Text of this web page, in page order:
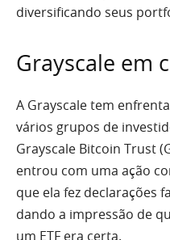
diversificando seus
Grayscale em
A Grayscale tem
vários grupos de
Grayscale Bitcoin Trust
entrou com uma ação
que ela fez declarações
dando a impressão de
um ETF era certa.